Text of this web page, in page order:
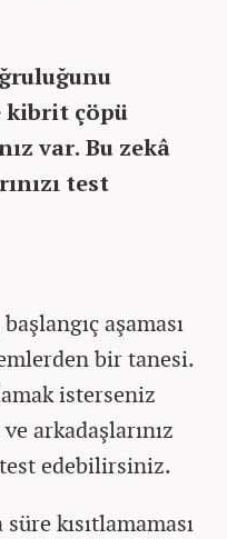
kibrit çöpü
var. Bu zekâ
test
aşaması
bir tanesi.
isterseniz
arkadaşlarınız
edebilirsiniz.
kısıtlamaması